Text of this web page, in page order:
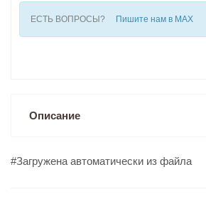
ЕСТЬ ВОПРОСЫ? Пишите нам в MAX
Описание
#Загружена автоматически из файла